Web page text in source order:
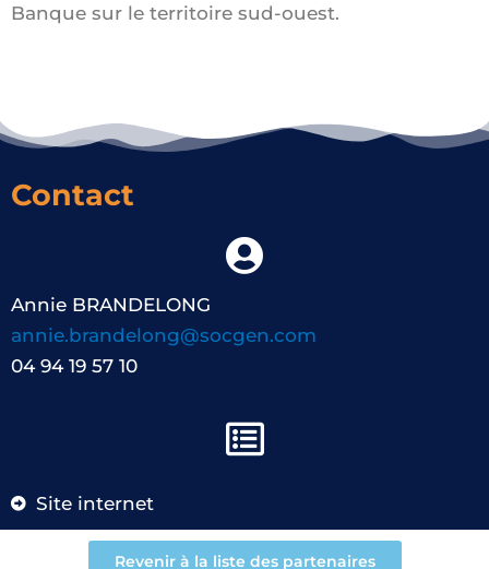
Banque sur le territoire sud-ouest.
Contact
Annie BRANDELONG
annie.brandelong@socgen.com
04 94 19 57 10
Site internet
Revenir à la liste des partenaires